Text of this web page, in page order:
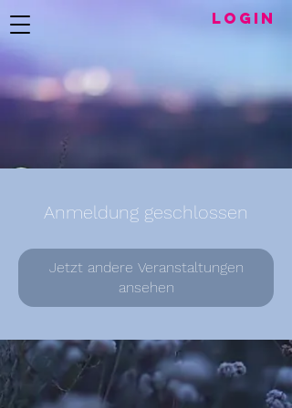
LogIN
Anmeldung geschlossen
Jetzt andere Veranstaltungen
ansehen